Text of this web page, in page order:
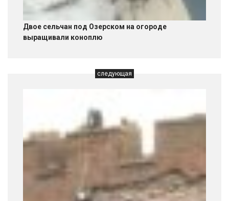
Двое сельчан под Озерском на огороде
выращивали коноплю
следующая